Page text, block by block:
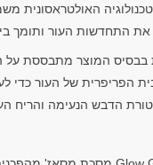
האולטראסונית
התחדשות העור ותומך
בבסיס המוצר מתבססת על
הפריפרית של העור כדי
הדבש הנעימה והריח